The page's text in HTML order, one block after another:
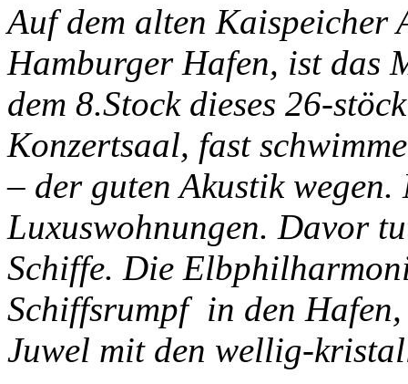
Auf dem alten Kaispeicher
Hamburger Hafen, ist das
dem 8.Stock dieses 26-
Konzertsaal, fast
– der guten Akustik
Luxuswohnungen. Davor
Schiffe. Die
Schiffsrumpf in den
Juwel mit den wellig-